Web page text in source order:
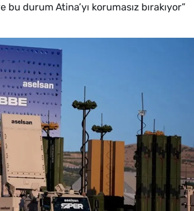
durum Atina’yı korumasız bırakıyor”